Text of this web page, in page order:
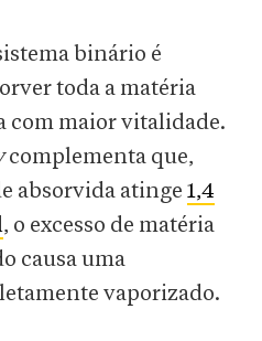
binário é
toda a matéria
com maior vitalidade.
complementa que,
absorvida atinge 1,4
, o excesso de matéria
causa uma
vaporizado.